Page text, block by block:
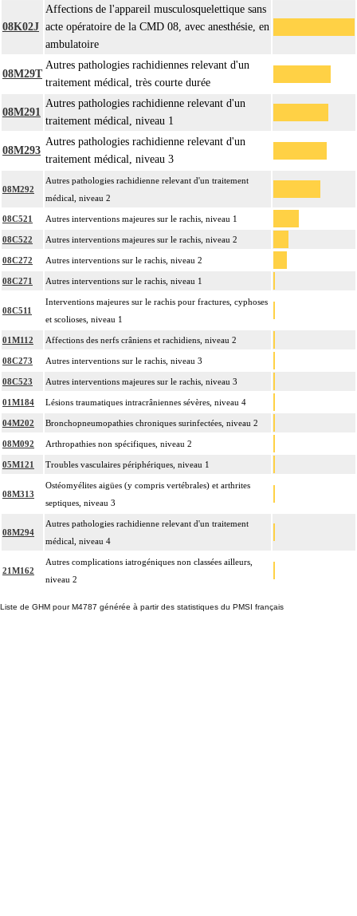
08K02J
Affections de l'appareil musculosquelettique sans
acte opératoire de la CMD 08, avec anesthésie, en
ambulatoire
08M29T
Autres pathologies rachidiennes relevant d'un
traitement médical, très courte durée
08M291
Autres pathologies rachidienne relevant d'un
traitement médical, niveau 1
08M293
Autres pathologies rachidienne relevant d'un
traitement médical, niveau 3
08M292
Autres pathologies rachidienne relevant d'un traitement
médical, niveau 2
08C521 Autres interventions majeures sur le rachis, niveau 1
08C522 Autres interventions majeures sur le rachis, niveau 2
08C272 Autres interventions sur le rachis, niveau 2
08C271 Autres interventions sur le rachis, niveau 1
08C511
Interventions majeures sur le rachis pour fractures, cyphoses
et scolioses, niveau 1
01M112 Affections des nerfs crâniens et rachidiens, niveau 2
08C273 Autres interventions sur le rachis, niveau 3
08C523 Autres interventions majeures sur le rachis, niveau 3
01M184 Lésions traumatiques intracrâniennes sévères, niveau 4
04M202 Bronchopneumopathies chroniques surinfectées, niveau 2
08M092 Arthropathies non spécifiques, niveau 2
05M121 Troubles vasculaires périphériques, niveau 1
08M313
Ostéomyélites aigües (y compris vertébrales) et arthrites
septiques, niveau 3
08M294
Autres pathologies rachidienne relevant d'un traitement
médical, niveau 4
21M162
Autres complications iatrogéniques non classées ailleurs,
niveau 2
Liste de GHM pour M4787 générée à partir des statistiques du PMSI français